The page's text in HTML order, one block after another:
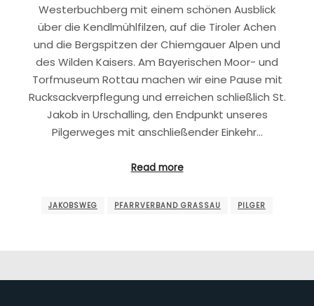
Westerbuchberg mit einem schönen Ausblick
über die Kendlmühlfilzen, auf die Tiroler Achen
und die Bergspitzen der Chiemgauer Alpen und
des Wilden Kaisers. Am Bayerischen Moor- und
Torfmuseum Rottau machen wir eine Pause mit
Rucksackverpflegung und erreichen schließlich St.
Jakob in Urschalling, den Endpunkt unseres
Pilgerweges mit anschließender Einkehr…
Read more
JAKOBSWEG PFARRVERBAND GRASSAU PILGER